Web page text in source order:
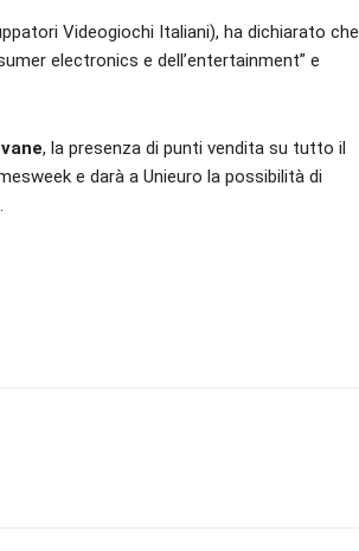
Videogiochi Italiani), ha dichiarato che
electronics e dell’entertainment” e
, la presenza di punti vendita su tutto il
e darà a Unieuro la possibilità di